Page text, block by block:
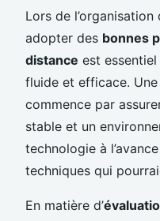
Lors de l’organisation
adopter des bonnes
distance est
fluide et efficace. Une
commence par
stable et un
technologie à
techniques qui
En matière d’